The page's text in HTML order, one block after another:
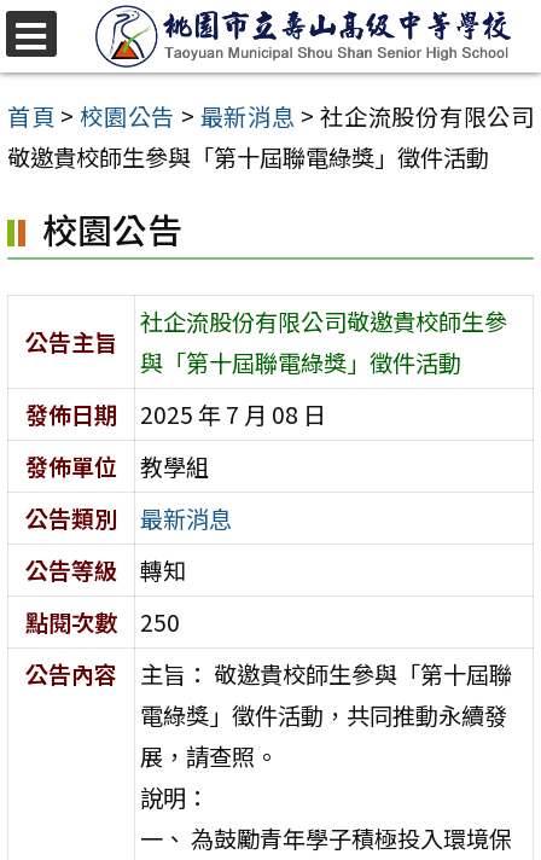
跳
至
主
要
容
區
首頁 > 校園公告 > 最新消息 > 社企流股份有限公司
敬邀貴校師生參與「第十屆聯電綠獎」徵件活動
校園公告
公告主旨
社企流股份有限公司敬邀貴校師生參
與「第十屆聯電綠獎」徵件活動
發佈日期
2025 年 7 月 08 日
發佈單位
教學組
公告類別
最新消息
公告等級
轉知
點閱次數
250
公告內容
主旨： 敬邀貴校師生參與「第十屆聯
電綠獎」徵件活動，共同推動永續發
展，請查照。
說明：
一、 為鼓勵青年學子積極投入環境保
選
單